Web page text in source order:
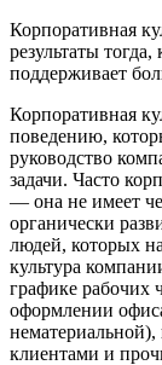
Корпоративная
результаты тогда,
поддерживает
Корпоративная
поведению,
руководство
задачи. Часто
— она не имеет
органически
людей, которых
культура
графике рабочих
оформлении
нематериальной),
клиентами и